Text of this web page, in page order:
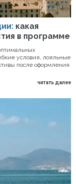
какая
в программе
условия, лояльные
после оформления
читать далее